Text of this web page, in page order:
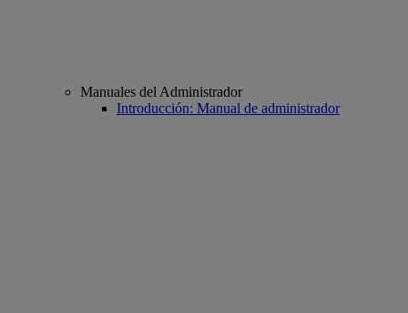
Manuales del Administrador
Introducción: Manual de administrador